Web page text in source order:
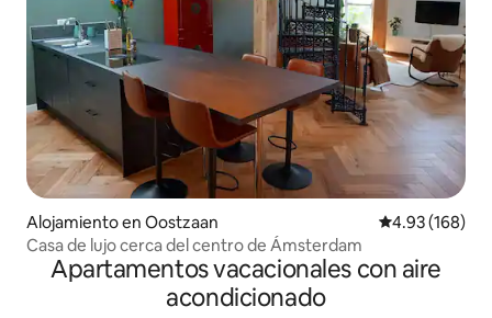
Alojamiento en Oostzaan Calificación
4.93 (168)
Casa de lujo cerca del centro de Ámsterdam
Apartamentos vacacionales con aire
acondicionado